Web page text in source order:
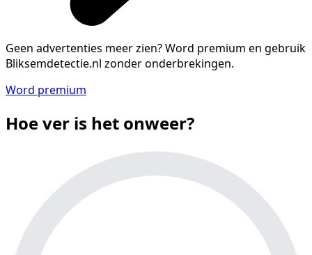
Geen advertenties meer zien?Word premium en gebruik
Bliksemdetectie.nl zonder onderbrekingen.
Word premium
Hoe ver is het onweer?